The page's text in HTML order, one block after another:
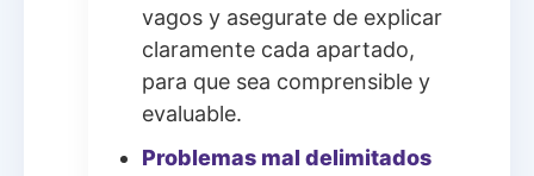
vagos y asegurate de explicar
claramente cada apartado,
para que sea comprensible y
evaluable.
Problemas mal delimitados